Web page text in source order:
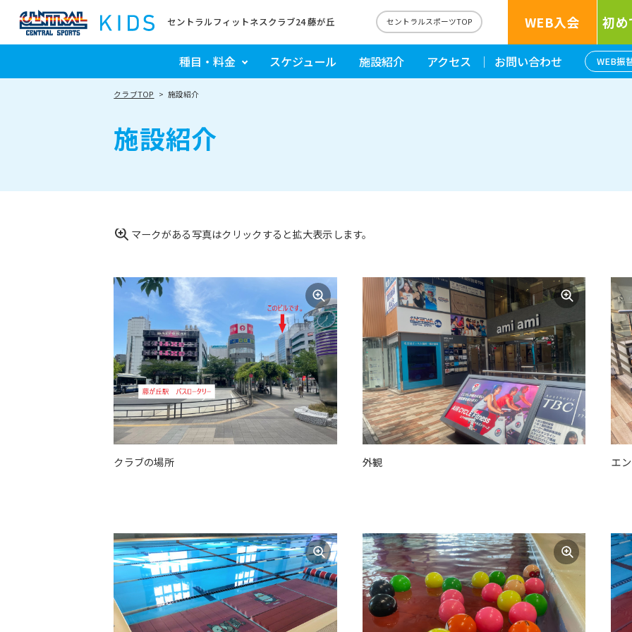
セントラルフィットネスクラブ24 藤が丘 セントラルスポーツTOP WEB入会 初
種目・料金 スケジュール 施設紹介 アクセス お問い合わせ WEB振
クラブTOP 施設紹介
施設紹介
マークがある写真はクリックすると拡大表示します。
クラブの場所 外観 エ